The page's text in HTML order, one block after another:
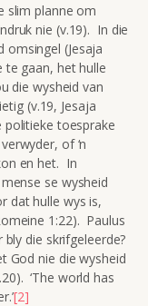
slim planne om
nie (v.19). In die
omsingel (Jesaja
gaan, het hulle
die wysheid van
(v.19, Jesaja
politieke toesprake
of ‘n
en het. In
se wysheid
dat hulle wys is,
1:22). Paulus
die skrifgeleerde?
God nie die wysheid
‘The world has
[2]